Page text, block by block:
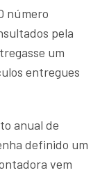
número
pela
um
entregues
anual de
definido um
vem